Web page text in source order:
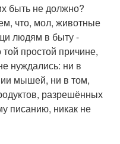
быть не должно?
что, мол, животные
людям в быту -
простой причине,
нуждались: ни в
мышей, ни в том,
разрешённых
писанию, никак не